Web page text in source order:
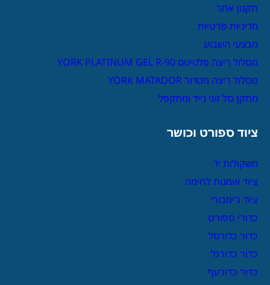
תקנון אתר
מדיניות פרטיות
מבצעי השבוע
מסלול ריצה פלטינום YORK PLATINUM GEL R-90
מסלול ריצה מטדור YORK MATADOR
מתקן סל זוגי נייד ומתקפל
ציוד ספורט וכושר
משקולות יד
ציוד אומנות לחימה
ציוד ג'ימבורי
כדורי ספורט
כדור כדורסל
כדור כדורגל
כדור כדורעף